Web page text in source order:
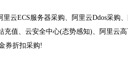
云ECS服务器采购、阿里云Ddos采购
值、云安全中心(态势感知)、阿里云
券折扣采购!